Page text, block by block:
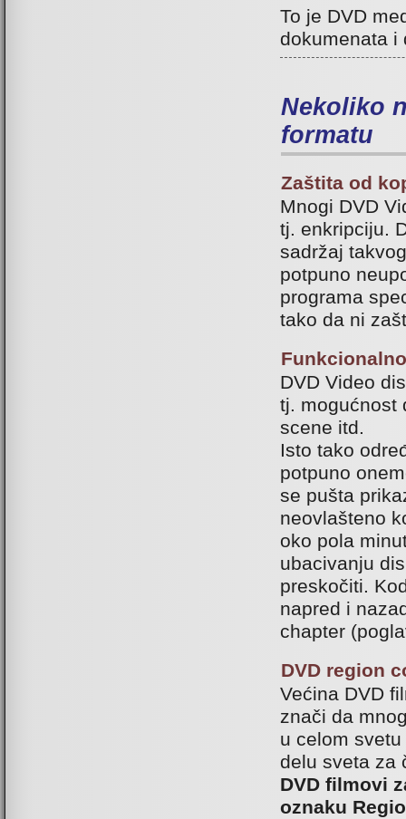
To je DVD
dokumenata i
Nekoliko
formatu
Zaštita od
Mnogi DVD
tj. enkripciju.
sadržaj
potpuno
programa
tako da ni
DVD Video
tj. mogućnost
scene itd.
Isto tako
potpuno
se pušta
neovlašteno
oko pola
ubacivanju
preskočiti.
napred i
chapter
DVD region
Većina DVD
znači da
u celom
delu sveta za
DVD filmovi
oznaku